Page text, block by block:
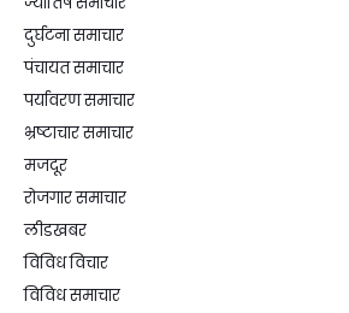
दुर्घटना समाचार
पंचायत समाचार
पर्यावरण समाचार
भ्रष्टाचार समाचार
मजदूर
रोजगार समाचार
लीडखबर
विविध विचार
विविध समाचार